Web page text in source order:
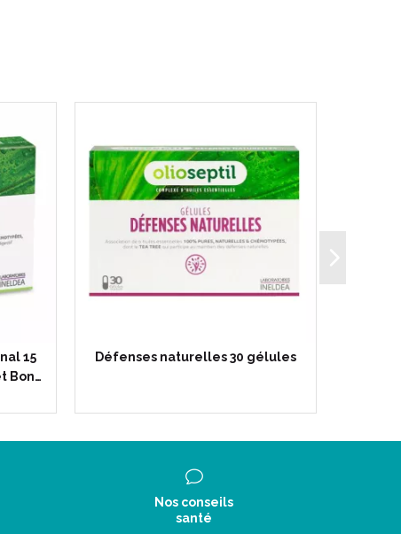
15
Bon…
Défenses naturelles 30 gélules
Nos conseils
santé